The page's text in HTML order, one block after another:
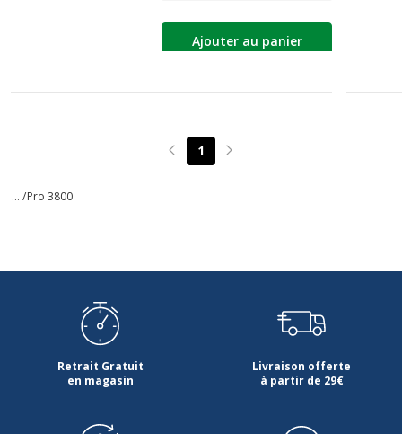
Ajouter au panier
Page précédente
1 Page suivante
... /Pro 3800
Retrait Gratuit
en magasin
Livraison offerte
à partir de 29€